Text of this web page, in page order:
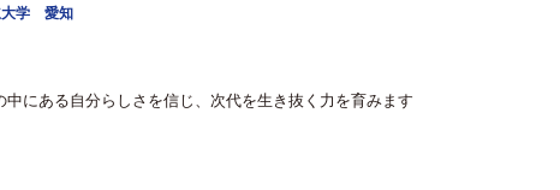
大学 愛知
中にある自分らしさを信じ、次代を生き抜く力を育みます